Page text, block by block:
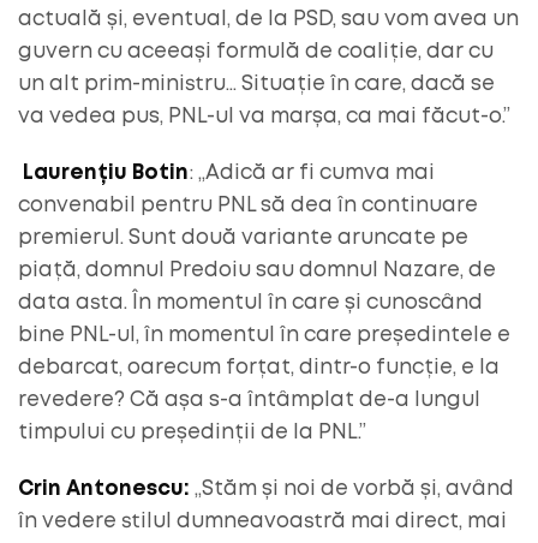
actuală și, eventual, de la PSD, sau vom avea un
guvern cu aceeași formulă de coaliție, dar cu
un alt prim-ministru… Situație în care, dacă se
va vedea pus, PNL-ul va marșa, ca mai făcut-o.”
Laurențiu Botin: „Adică ar fi cumva mai
convenabil pentru PNL să dea în continuare
premierul. Sunt două variante aruncate pe
piață, domnul Predoiu sau domnul Nazare, de
data asta. În momentul în care și cunoscând
bine PNL-ul, în momentul în care președintele e
debarcat, oarecum forțat, dintr-o funcție, e la
revedere? Că așa s-a întâmplat de-a lungul
timpului cu președinții de la PNL.”
Crin Antonescu: „Stăm și noi de vorbă și, având
în vedere stilul dumneavoastră mai direct, mai